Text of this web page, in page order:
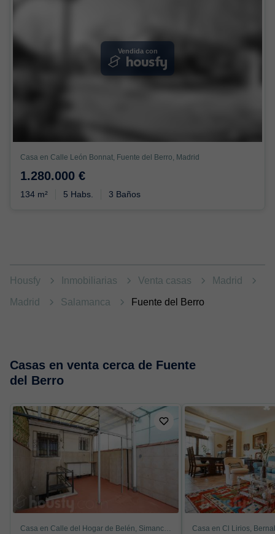
Vendida con
Casa en Calle León Bonnat, Fuente del Berro, Madrid
1.280.000 €
134 m² 5 Habs. 3 Baños
Housfy Inmobiliarias Venta casas Madrid
Madrid Salamanca Fuente del Berro
Casas en venta cerca de Fuente
del Berro
Casa en Calle del Hogar de Belén, Simancas, Madrid